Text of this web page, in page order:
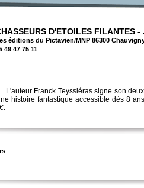
D'ETOILES FILANTES -
éditions du Pictavien/MNP 86300
49 47 75 11
L'auteur Franck Teyssiéras signe son
histoire fantastique accessible dès 8